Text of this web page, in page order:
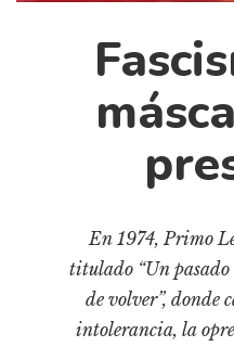
Medioambiente
Narrativas visuales
Pensamiento
Pensamiento ilustrado
Relecturas
Sociedad
En 1974, Primo
titulado “Un pasado
de volver”, donde
intolerancia, la